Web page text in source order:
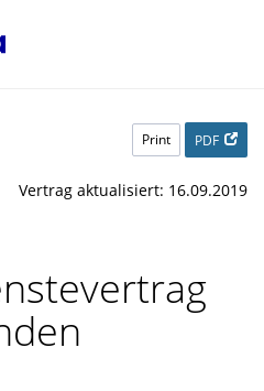
Print PDF
Vertrag aktualisiert: 16.09.2019